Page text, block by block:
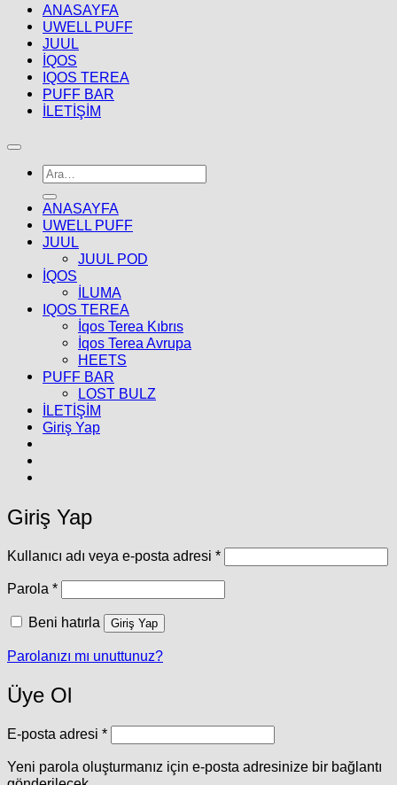
ANASAYFA
UWELL PUFF
JUUL
İQOS
IQOS TEREA
PUFF BAR
İLETİŞİM
Ara:
ANASAYFA
UWELL PUFF
JUUL
JUUL POD
İQOS
İLUMA
IQOS TEREA
İqos Terea Kıbrıs
İqos Terea Avrupa
HEETS
PUFF BAR
LOST BULZ
İLETİŞİM
Giriş Yap
Giriş Yap
Kullanıcı adı veya e-posta adresi *Gerekli
Parola *Gerekli
Beni hatırla Giriş Yap
Parolanızı mı unuttunuz?
Üye Ol
E-posta adresi *Gerekli
Yeni parola oluşturmanız için e-posta adresinize bir bağlantı